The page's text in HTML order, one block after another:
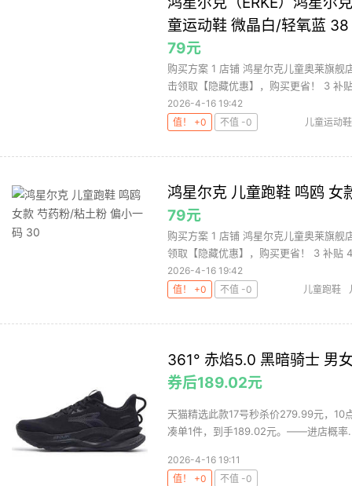
童运动鞋 微晶白/轻氧蓝 38
79元
购买方案 1 店铺 鸿星尔克儿童奥莱旗
击领取【隐藏优惠】，购买更省！ 3 补
2026-4-16 19:42
值！ +0
不值 -0 儿童运动鞋
鸿星尔克 儿童跑鞋 鸣鸥
79元
购买方案 1 店铺 鸿星尔克儿童奥莱旗
领取【隐藏优惠】，购买更省！ 3 补贴
2026-4-16 19:42
值！ +0
不值 -0 儿童跑鞋
361° 赤焰5.0 黑暗骑士 男
券后189.02元
天猫精选此款17号秒杀价279.99元，
凑单1件，到手189.02元。——进店概率
2026-4-16 19:11
值！ +0
不值 -0